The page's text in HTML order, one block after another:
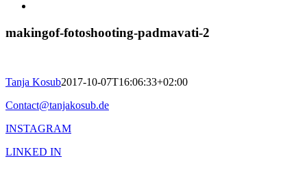
makingof-fotoshooting-padmavati-2
Tanja Kosub2017-10-07T16:06:33+02:00
Contact@tanjakosub.de
INSTAGRAM
LINKED IN